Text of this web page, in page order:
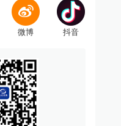
微博 抖音